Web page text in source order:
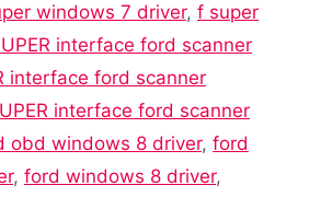
windows 7 driver, f super
interface ford scanner
interface ford scanner
interface ford scanner
obd windows 8 driver, ford
, ford windows 8 driver,